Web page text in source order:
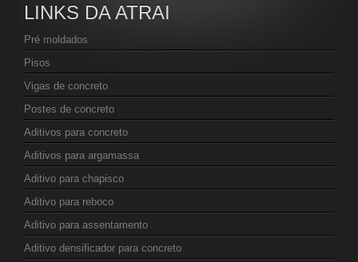
LINKS DA ATRAI
Pré moldados
Pisos
Vigas de concreto
Postes de concreto
Aditivos para concreto
Aditivos para argamassa
Aditivo para chapisco
Aditivo para reboco
Aditivo para assentamento
Aditivo densificador para concreto